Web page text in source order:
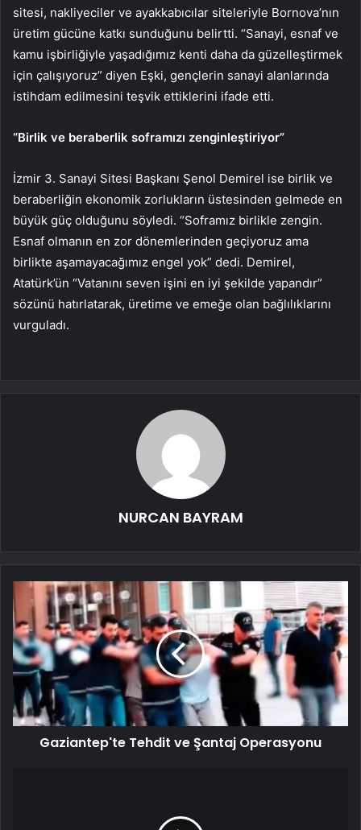
sitesi, nakliyeciler ve ayakkabıcılar siteleriyle Bornova’nın
üretim gücüne katkı sunduğunu belirtti. “Sanayi, esnaf ve
kamu işbirliğiyle yaşadığımız kenti daha da güzelleştirmek
için çalışıyoruz” diyen Eşki, gençlerin sanayi alanlarında
istihdam edilmesini teşvik ettiklerini ifade etti.
“Birlik ve beraberlik soframızı zenginleştiriyor”
İzmir 3. Sanayi Sitesi Başkanı Şenol Demirel ise birlik ve
beraberliğin ekonomik zorlukların üstesinden gelmede en
büyük güç olduğunu söyledi. “Soframız birlikle zengin.
Esnaf olmanın en zor dönemlerinden geçiyoruz ama
birlikte aşamayacağımız engel yok” dedi. Demirel,
Atatürk’ün “Vatanını seven işini en iyi şekilde yapandır”
sözünü hatırlatarak, üretime ve emeğe olan bağlılıklarını
vurguladı.
NURCAN BAYRAM
Gaziantep'te Tehdit ve Şantaj Operasyonu